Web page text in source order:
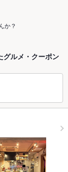
か？
グルメ・クーポン